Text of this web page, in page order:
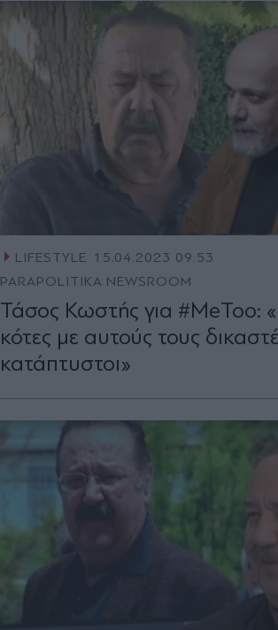
LIFESTYLE 15.04.2023 09:53
PARAPOLITIKA NEWSROOM
Τάσος Κωστής για #MeToo:
κότες με αυτούς τους
κατάπτυστοι»